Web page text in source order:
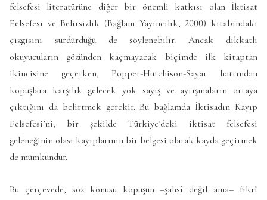
felsefesi literatürüne diğer bir önemli katkısı olan İktisat
Felsefesi ve Belirsizlik (Bağlam Yayıncılık, 2000) kitabındaki
çizgisini sürdürdüğü de söylenebilir. Ancak dikkatli
okuyucuların gözünden kaçmayacak biçimde ilk kitaptan
ikincisine geçerken, Popper-Hutchison-Sayar hattından
kopuşlara karşılık gelecek yok sayış ve ayrışmaların ortaya
çıktığını da belirtmek gerekir. Bu bağlamda İktisadın Kayıp
Felsefesi’ni, bir şekilde Türkiye’deki iktisat felsefesi
geleneğinin olası kayıplarının bir belgesi olarak kayda geçirmek
de mümkündür.
Bu çerçevede, söz konusu kopuşun –şahsî değil ama– fikrî